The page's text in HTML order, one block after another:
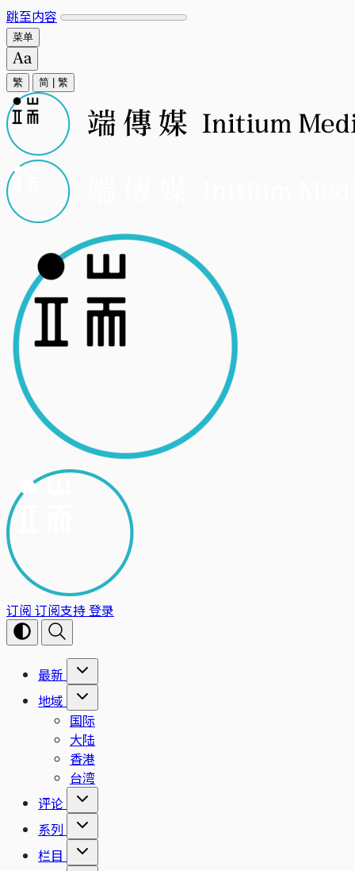
跳至内容
菜单
繁 简 繁
订阅 订阅支持登录
最新
地域
国际
大陆
香港
台湾
评论
系列
栏目